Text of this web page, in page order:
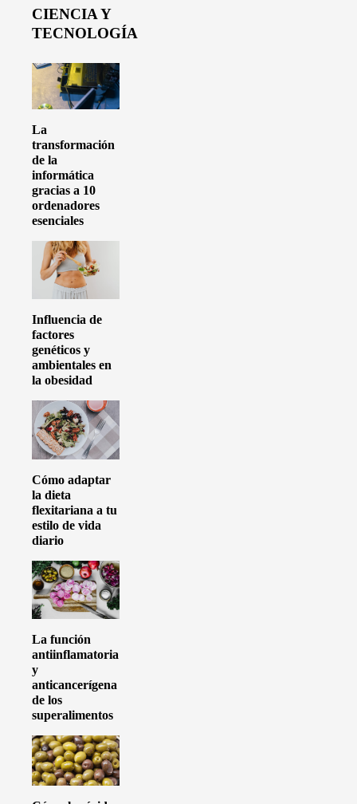
CIENCIA Y
TECNOLOGÍA
La
transformación
de la
informática
gracias a 10
ordenadores
esenciales
Influencia de
factores
genéticos y
ambientales en
la obesidad
Cómo adaptar
la dieta
flexitariana a tu
estilo de vida
diario
La función
antiinflamatoria
y
anticancerígena
de los
superalimentos